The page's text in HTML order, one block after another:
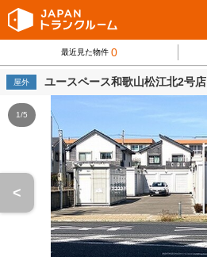
最近見た物件 0
屋外 ユースペース和歌山松江北2号店
1/5
<